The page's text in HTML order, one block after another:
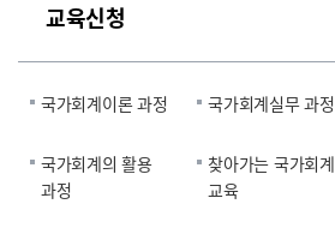
교육신청
국가회계이론 과정 국가회계실무 과정
국가회계의 활용
과정
찾아가는 국가회계
교육